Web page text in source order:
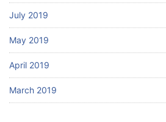
July 2019
May 2019
April 2019
March 2019